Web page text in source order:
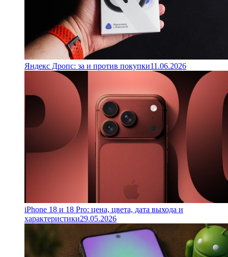
Яндекс Дропс: за и против покупки11.06.2026
iPhone 18 и 18 Pro: цена, цвета, дата выхода и
характеристики29.05.2026